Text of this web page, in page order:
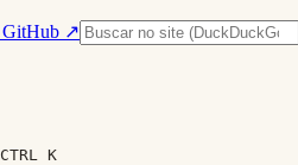
GitHub ↗
CTRL K